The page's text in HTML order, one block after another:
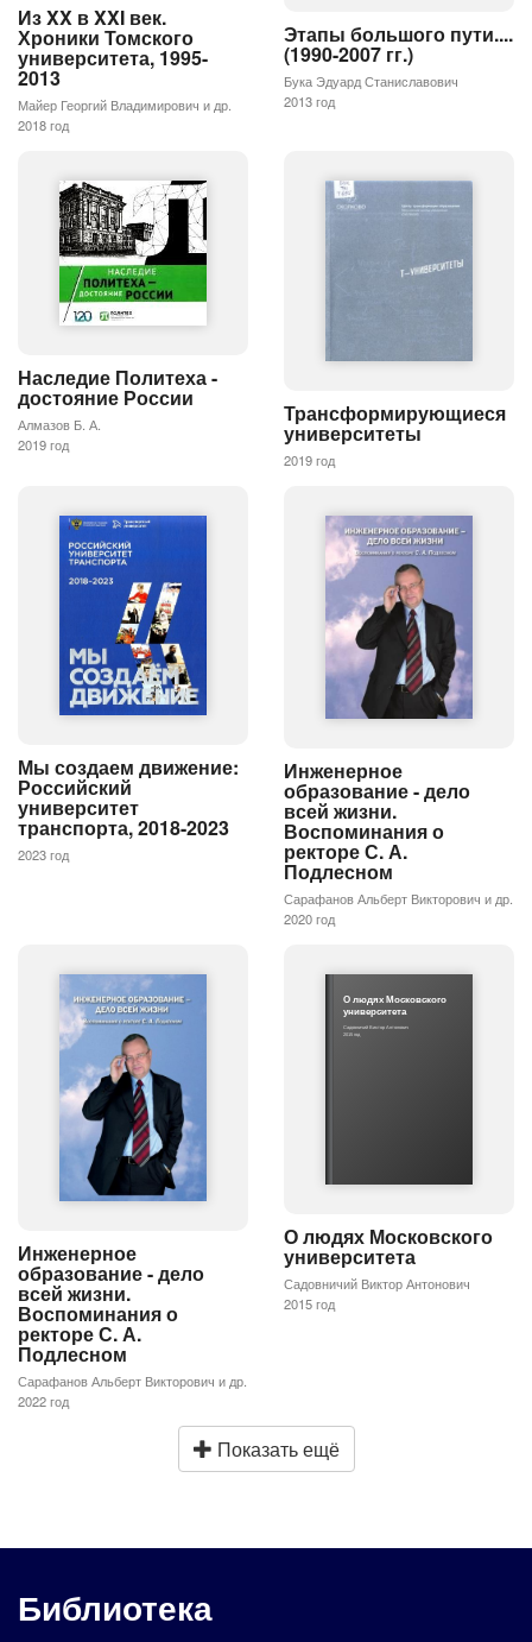
Из XX в XXI век.
Хроники Томского
университета, 1995-
2013
Майер Георгий Владимирович и др.
2018 год
Этапы большого пути....
(1990-2007 гг.)
Бука Эдуард Станиславович
2013 год
Наследие Политеха -
достояние России
Алмазов Б. А.
2019 год
Трансформирующиеся
университеты
2019 год
Мы создаем движение:
Российский
университет
транспорта, 2018-2023
2023 год
Инженерное
образование - дело
всей жизни.
Воспоминания о
ректоре С. А.
Подлесном
Сарафанов Альберт Викторович и др.
2020 год
Инженерное
образование - дело
всей жизни.
Воспоминания о
ректоре С. А.
Подлесном
Сарафанов Альберт Викторович и др.
2022 год
О людях Московского
университета
Садовничий Виктор Антонович
2015 год
О людях Московского
университета
Садовничий Виктор Антонович
2015 год
Показать ещё
Библиотека